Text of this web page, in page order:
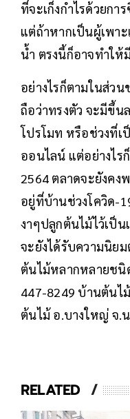
ที่จะเก็งกำไรด้วยกา
แต่ถ้าหากเป็นผู้เพา
น้ำ ตรงนี้ก็อาจทำให้
อย่างไรก็ตามในส่ว
ถือว่าทรงตัว จะมีขึ้น
โปรโมท หรือช่วงที่เ
ออนไลน์ แต่อย่างไร
2564 ตลาดจะยังคง
อยู่ที่บ้านช่วงโควิด-
งาๆปลูกต้นไม้ไว้เป็น
จะยังได้รับความนิย
ต้นไม้หลากหลายชนิ
447-8249 บ้านต้นไ
ต้นไม้ อ.บางใหญ่ จ.
RELATED